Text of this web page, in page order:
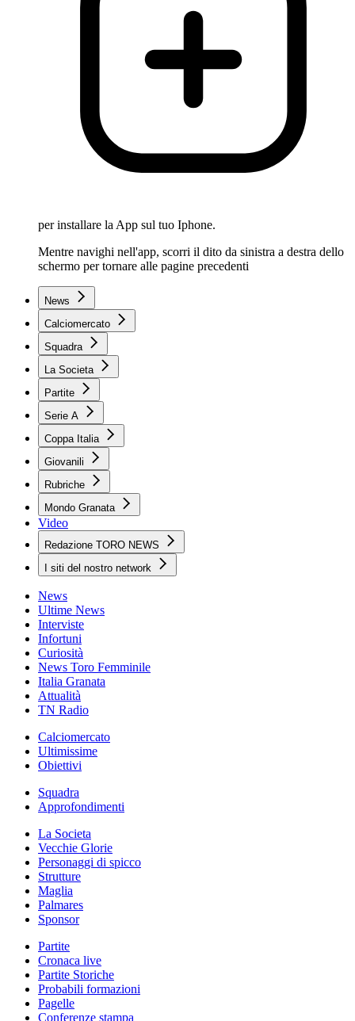
per installare la App sul tuo Iphone.
Mentre navighi nell'app, scorri il dito da sinistra a destra dello
schermo per tornare alle pagine precedenti
News
Calciomercato
Squadra
La Societa
Partite
Serie A
Coppa Italia
Giovanili
Rubriche
Mondo Granata
Video
Redazione TORO NEWS
I siti del nostro network
News
Ultime News
Interviste
Infortuni
Curiosità
News Toro Femminile
Italia Granata
Attualità
TN Radio
Calciomercato
Ultimissime
Obiettivi
Squadra
Approfondimenti
La Societa
Vecchie Glorie
Personaggi di spicco
Strutture
Maglia
Palmares
Sponsor
Partite
Cronaca live
Partite Storiche
Probabili formazioni
Pagelle
Conferenze stampa